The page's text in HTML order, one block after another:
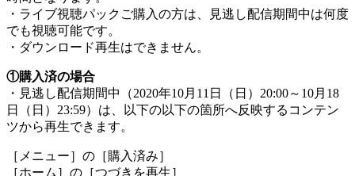
・ライブ視聴パックご購入の方は、見逃し配信期間中は何度
でも視聴可能です。
・ダウンロード再生はできません。
①購入済の場合
・見逃し配信期間中（2020年10月11日（日）20:00～10月18
日（日）23:59）は、以下の以下の箇所へ反映するコンテン
ツから再生できます。
［メニュー］の［購入済み］
［ホーム］の［つづきを再生］